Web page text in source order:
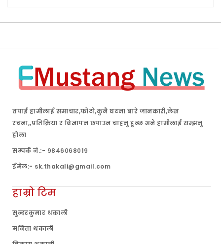
तपाई हामीलाई समाचार,फोटो,कुनै घटना बारे जानकारी,लेख
रचना,,प्रतिक्रिया र बिज्ञापन छपाउन चाहनु हुन्छ भने हामीलाई सम्झनु
होला
सम्पर्क नं.:- ९८४६०६८०१९
ईमेल:- sk.thakali@gmail.com
हाम्रो टिम
सुन्दरकुमार थकाली
मनिता थकाली